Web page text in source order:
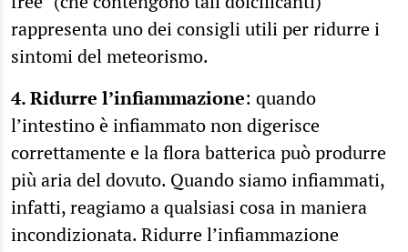
rappresenta uno dei consigli utili per ridurre i
sintomi del meteorismo.
4. Ridurre l’infiammazione: quando
l’intestino è infiammato non digerisce
correttamente e la flora batterica può produrre
più aria del dovuto. Quando siamo infiammati,
infatti, reagiamo a qualsiasi cosa in maniera
incondizionata. Ridurre l’infiammazione